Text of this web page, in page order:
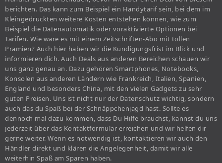
berichten. Das kann zum Beispiel ein Handytarif sein, bei dem im
Kleingedruckten weitere Kosten entstehen können, wie zum
Beispiel die Datenautomatik oder voraktivierte Optionen bei
Tarifen. Wie wäre es mit einem Zeitschriften-Abo mit tollen
Prämien? Auch hier haben wir die Kündigungsfrist im Blick und
informieren dich. Auch Deals aus anderen Bereichen schauen wir
uns ganz genau an. Dazu gehören Smartphones, Notebooks,
Konsolen aus anderen Ländern wie Frankreich, Italien, Spanien,
England und besonders China, mit den vielen Gadgets zu sehr
guten Preisen. Uns ist nicht nur der Datenschutz wichtig, sondern
auch das du Spaß bei der Schnäppchenjagd hast. Sollte es
dennoch mal dazu kommen, dass Du Hilfe brauchst, kannst du uns
jederzeit über das Kontaktformular erreichen und wir helfen dir
gerne weiter. Wenn es notwendig ist, kontaktieren wir auch den
Händler direkt und klären die Angelegenheit, damit wir alle
weiterhin Spaß am Sparen haben.